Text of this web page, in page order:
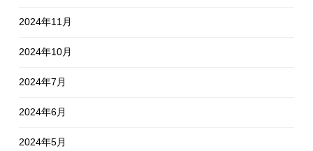
2024年11月
2024年10月
2024年7月
2024年6月
2024年5月